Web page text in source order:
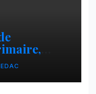
du